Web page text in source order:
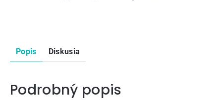
Popis Diskusia
Podrobný popis